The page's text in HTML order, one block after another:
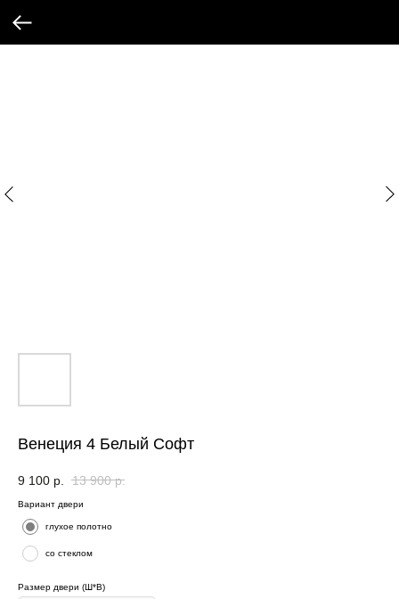
Венеция 4 Белый Софт
9 100 р. 13 900 р.
Вариант двери
глухое полотно
со стеклом
Размер двери (Ш*В)